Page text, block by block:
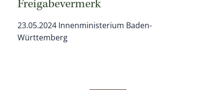
Freigabevermerk
23.05.2024 Innenministerium Baden-
Württemberg